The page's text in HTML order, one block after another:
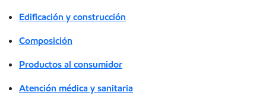
Edificación y construcción
Composición
Productos al consumidor
Atención médica y sanitaria